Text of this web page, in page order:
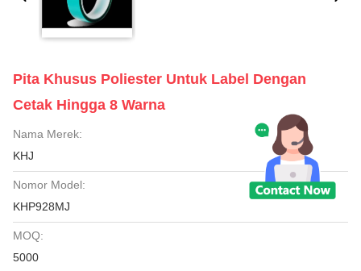
Pita Khusus Poliester Untuk Label Dengan
Cetak Hingga 8 Warna
Nama Merek:
KHJ
Nomor Model:
KHP928MJ
MOQ:
5000